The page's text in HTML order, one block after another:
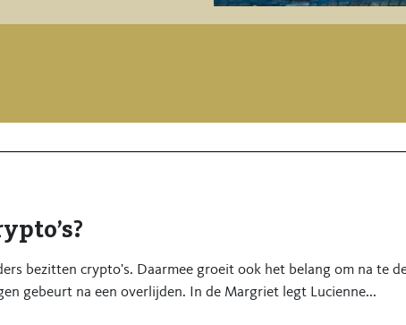
bezitten crypto's. Daarmee groeit ook het belang om na te
gebeurt na een overlijden. In de Margriet legt Lucienne...